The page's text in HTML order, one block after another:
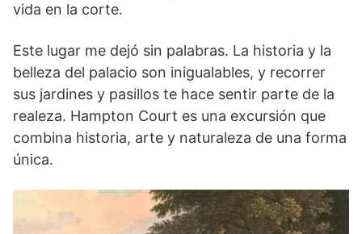
vida en la corte.
Este lugar me dejó sin palabras. La historia y la
belleza del palacio son inigualables, y recorrer
sus jardines y pasillos te hace sentir parte de la
realeza. Hampton Court es una excursión que
combina historia, arte y naturaleza de una forma
única.